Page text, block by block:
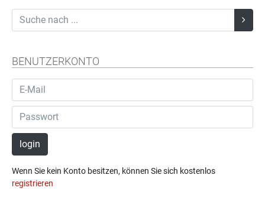
BENUTZERKONTO
login
Wenn Sie kein Konto besitzen, können Sie sich kostenlos
registrieren